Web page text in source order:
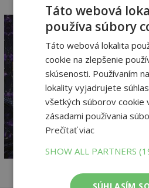
18,75 €
14 €
Táto webová
používa súbory
Táto webová lokalita
cookie na zlepšenie
skúsenosti. Používaním
lokality vyjadrujete
všetkých súborov cookie
zásadami používania
Prečítať viac
SHOW ALL PARTNERS